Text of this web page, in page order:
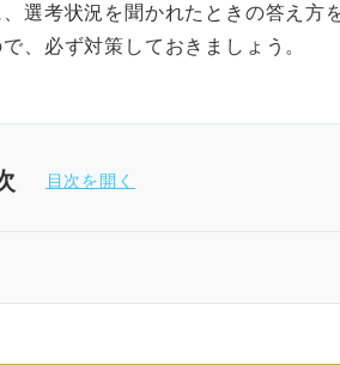
、選考状況を聞かれたときの答え方
、必ず対策しておきましょう。